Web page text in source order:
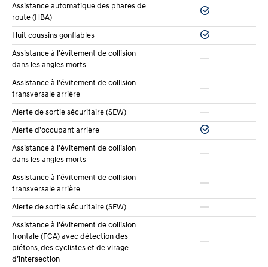
applications préférées s’affichent sur l’écran central.
Navigation, musique, messages : tout est accessible
facilement.
L’écran tactile de 8 pouces dans l’Essential est clair et
réactif. Les versions Preferred et Luxury passent à un
écran de 10,25 pouces qui offre plus d’espace pour
afficher les informations. Le système
d’infodivertissement de Hyundai est intuitif.
Lesystème Bluelink, disponible sur les versions
Preferred et Luxury, connecte votre véhicule à votre
téléphone intelligent. Vous pouvez
démarrer la
voiture à distance, vérifier le niveau de carburant,
localiser votre véhiculedans un grand
stationnement, et même
Assistance automatique des phares de
route (HBA)
Huit coussins gonflables
Assistance à l'évitement de collision
dans les angles morts
Assistance à l'évitement de collision
transversale arrière
Alerte de sortie sécuritaire (SEW)
Alerte d'occupant arrière
Assistance à l'évitement de collision
dans les angles morts
Assistance à l'évitement de collision
transversale arrière
Alerte de sortie sécuritaire (SEW)
Assistance à l’évitement de collision
frontale (FCA) avec détection des
piétons, des cyclistes et de virage
d’intersection